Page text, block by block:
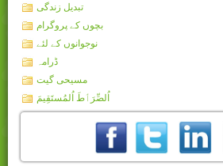
تبدیل زندگی
بچوں کے پروگرام
نوجوانوں کے لئے
ڈرامہ
مسیحی گیت
اُلصِّرَٲطَ اُلمُستَقِيمَ